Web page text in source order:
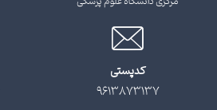
کدپستی
9613873137